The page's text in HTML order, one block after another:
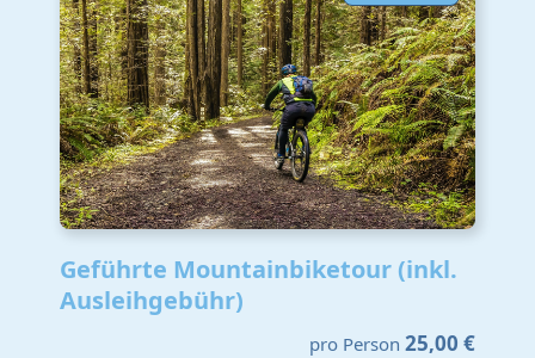
Geführte Mountainbiketour (inkl.
Ausleihgebühr)
pro Person 25,00 €